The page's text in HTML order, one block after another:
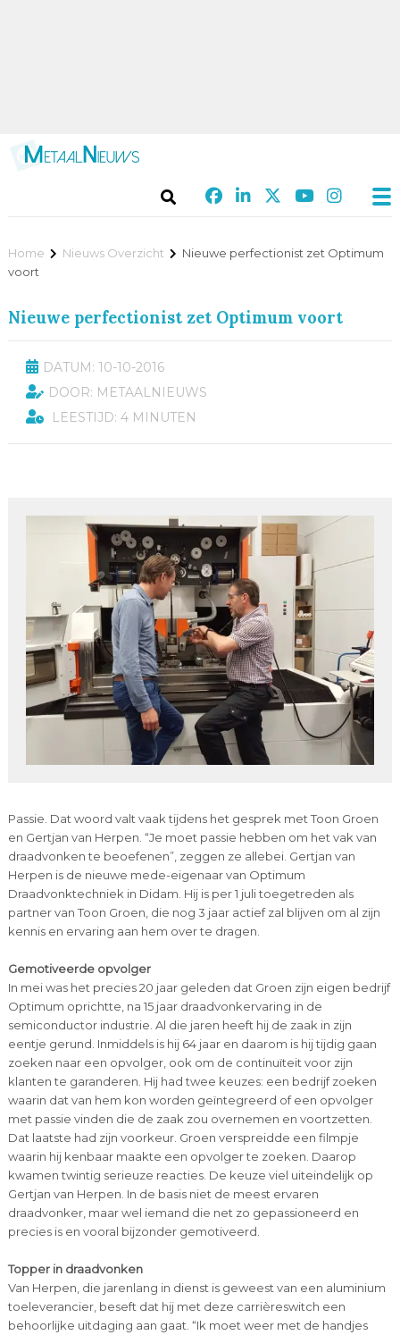
Home Nieuws Overzicht
Nieuwe perfectionist zet Optimum
voort
Nieuwe perfectionist zet Optimum voort
DATUM: 10-10-2016
DOOR: METAALNIEUWS
LEESTIJD: 4 MINUTEN
Passie. Dat woord valt vaak tijdens het gesprek met Toon Groen
en Gertjan van Herpen. “Je moet passie hebben om het vak van
draadvonken te beoefenen”, zeggen ze allebei. Gertjan van
Herpen is de nieuwe mede-eigenaar van Optimum
Draadvonktechniek in Didam. Hij is per 1 juli toegetreden als
partner van Toon Groen, die nog 3 jaar actief zal blijven om al zijn
kennis en ervaring aan hem over te dragen.
Gemotiveerde opvolger
In mei was het precies 20 jaar geleden dat Groen zijn eigen bedrijf
Optimum oprichtte, na 15 jaar draadvonkervaring in de
semiconductor industrie. Al die jaren heeft hij de zaak in zijn
eentje gerund. Inmiddels is hij 64 jaar en daarom is hij tijdig gaan
zoeken naar een opvolger, ook om de continuïteit voor zijn
klanten te garanderen. Hij had twee keuzes: een bedrijf zoeken
waarin dat van hem kon worden geïntegreerd of een opvolger
met passie vinden die de zaak zou overnemen en voortzetten.
Dat laatste had zijn voorkeur. Groen verspreidde een filmpje
waarin hij kenbaar maakte een opvolger te zoeken. Daarop
kwamen twintig serieuze reacties. De keuze viel uiteindelijk op
Gertjan van Herpen. In de basis niet de meest ervaren
draadvonker, maar wel iemand die net zo gepassioneerd en
precies is en vooral bijzonder gemotiveerd.
Topper in draadvonken
Van Herpen, die jarenlang in dienst is geweest van een aluminium
toeleverancier, beseft dat hij met deze carrièreswitch een
behoorlijke uitdaging aan gaat. “Ik moet weer met de handjes